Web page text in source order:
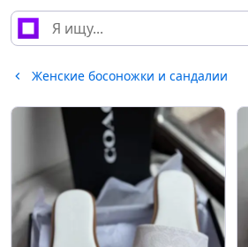
Женские босоножки и сандалии